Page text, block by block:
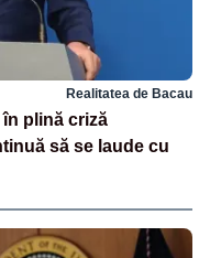
Realitatea de Bacau
în plină criză
să se laude cu